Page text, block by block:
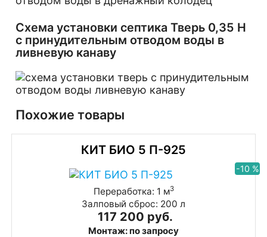
Схема установки септика Тверь 0,35 Н
с принудительным отводом воды в
ливневую канаву
Похожие товары
КИТ БИО 5 П-925
-10 %
Переработка: 1 м3
Залповый сброс: 200 л
117 200 руб.
Монтаж: по запросу